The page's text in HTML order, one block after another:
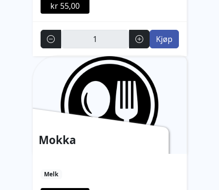
kr 55,00
Antall Kjøp
Mokka
Melk